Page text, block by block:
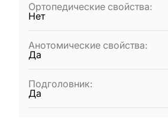
Ортопедические свойства:
Нет
Анотомические свойства:
Да
Подголовник:
Да